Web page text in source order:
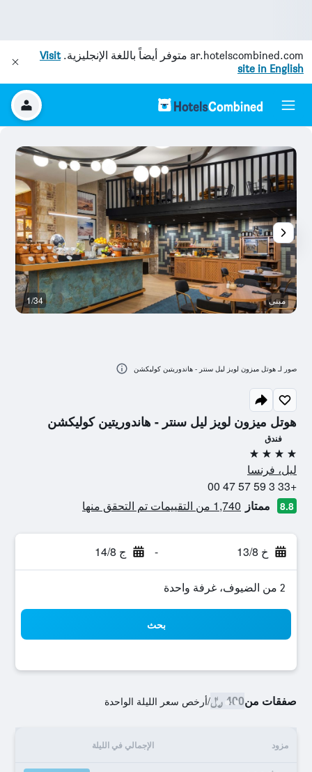
ar.hotelscombined.com متوفر أيضاً باللغة الإنجليزية.Visit
site in English
هوتل ميزون لويز ليل سنتر - هاندوريتين كوليكشن
فندق
4 نجوم
ليل، فرنسا
+33 3 59 57 47 00
8.8 ممتاز 1,740 من التقييمات تم التحقق منها
خ 13/8 - ج 14/8
2 من الضيوف، غرفة واحدة
بحث
صفقات من400 ﷼ /أرخص سعر الليلة الواحدة
مزود الإجمالي في الليلة
مبنى 1/34
صور لـ هوتل ميزون لويز ليل سنتر - هاندوريتين كوليكشن